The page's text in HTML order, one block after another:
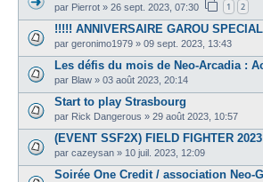
par Pierrot » 26 sept. 2023, 07:30 1 2
!!!!! ANNIVERSAIRE GAROU
par geronimo1979 » 09 sept. 2023, 13:43
Les défis du mois de Neo-Arcadia :
par Blaw » 03 août 2023, 20:14
Start to play Strasbourg
par Rick Dangerous » 29 août 2023, 10:57
(EVENT SSF2X) FIELD FIGHTER
par cazeysan » 10 juil. 2023, 12:09
Soirée One Credit / association Neo-